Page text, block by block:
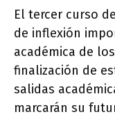
El tercer curso
de inflexión
académica de
finalización de
salidas
marcarán su